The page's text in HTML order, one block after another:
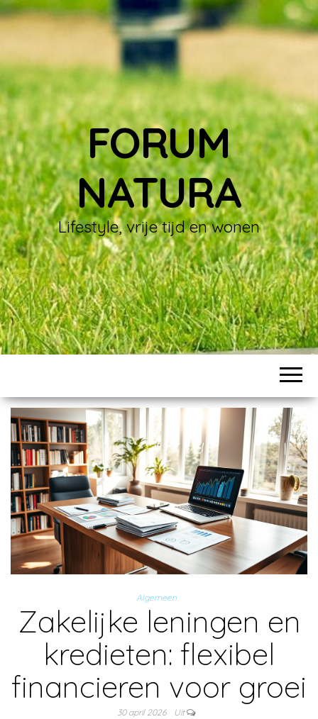
FORUM
NATURA
Lifestyle, vrije tijd en wonen
Algemeen
Zakelijke leningen en
kredieten: flexibel
financieren voor groei
30 april 2026 Uit